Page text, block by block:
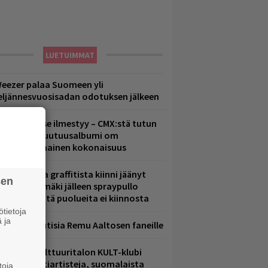
LUETUIMMAT
palaa Suomeen yli
odotuksen jälkeen
Huomenna se ilmestyy – CMX:stä tutun
Yrjänän uutuusalbumi om
kokonaisuus
graffitista kiinni jäänyt
Arhinmäki jälleen spraypullo
– näitä puolueita ei kiinnosta
uutisia Remu Aaltosen faneille
Helsingin Kulttuuritalon KULT-klubi
kulttiartisteja, suomalaista
ja